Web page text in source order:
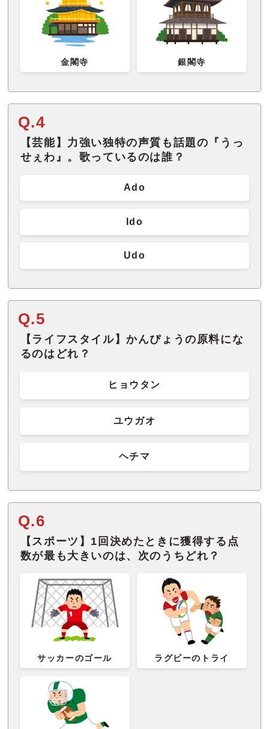
金閣寺 銀閣寺
Q.4
【芸能】力強い独特の声質も話題の『うっ
せぇわ』。歌っているのは誰？
Ado
Ido
Udo
Q.5
【ライフスタイル】かんぴょうの原料にな
るのはどれ？
ヒョウタン
ユウガオ
ヘチマ
Q.6
【スポーツ】1回決めたときに獲得する点
数が最も大きいのは、次のうちどれ？
サッカーのゴール ラグビーのトライ